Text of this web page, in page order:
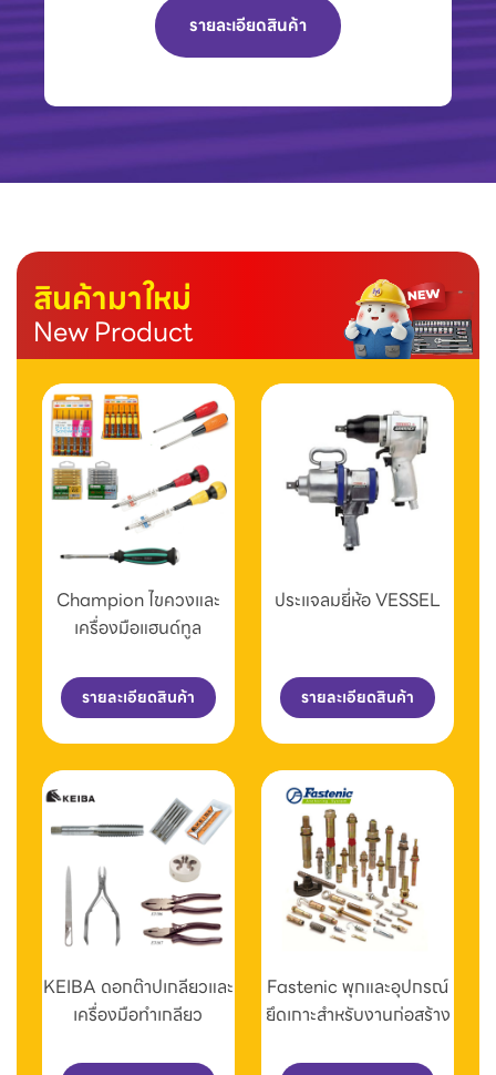
รายละเอียดสินค้า
สินค้ามาใหม่
New Product
Champion ไขควงและ
เครื่องมือแฮนด์ทูล
รายละเอียดสินค้า
ประแจลมยี่ห้อ VESSEL
รายละเอียดสินค้า
KEIBA ดอกต๊าปเกลียวและ
เครื่องมือทำเกลียว
Fastenic พุกและอุปกรณ์
ยึดเกาะสำหรับงานก่อสร้าง